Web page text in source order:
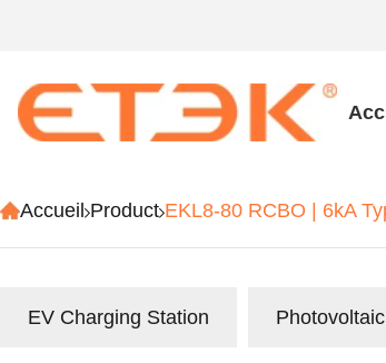
Accueil Product EKL8-80 RCBO | 6kA
EV Charging Station